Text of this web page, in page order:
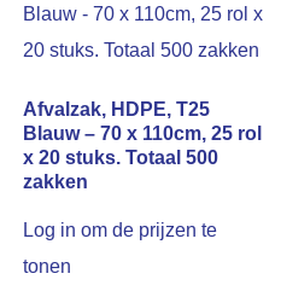
Afvalzak, HDPE, T25
Blauw – 70 x 110cm, 25 rol
x 20 stuks. Totaal 500
zakken
Log in om de prijzen te
tonen